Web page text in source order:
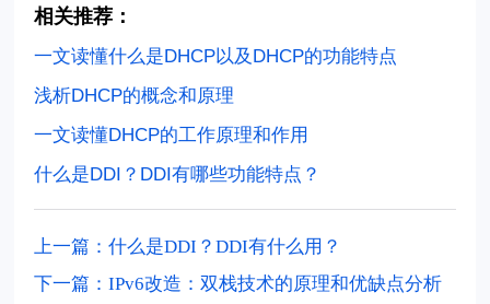
相关推荐：
一文读懂什么是DHCP以及DHCP的功能特点
浅析DHCP的概念和原理
一文读懂DHCP的工作原理和作用
什么是DDI？DDI有哪些功能特点？
上一篇：什么是DDI？DDI有什么用？
下一篇：IPv6改造：双栈技术的原理和优缺点分析